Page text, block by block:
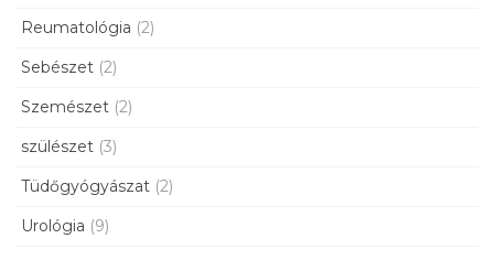
Reumatológia (2)
Sebészet (2)
Szemészet (2)
szülészet (3)
Tüdőgyógyászat (2)
Urológia (9)